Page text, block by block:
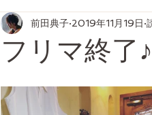
フリマ終了♪
前田典子 2019年11月19日